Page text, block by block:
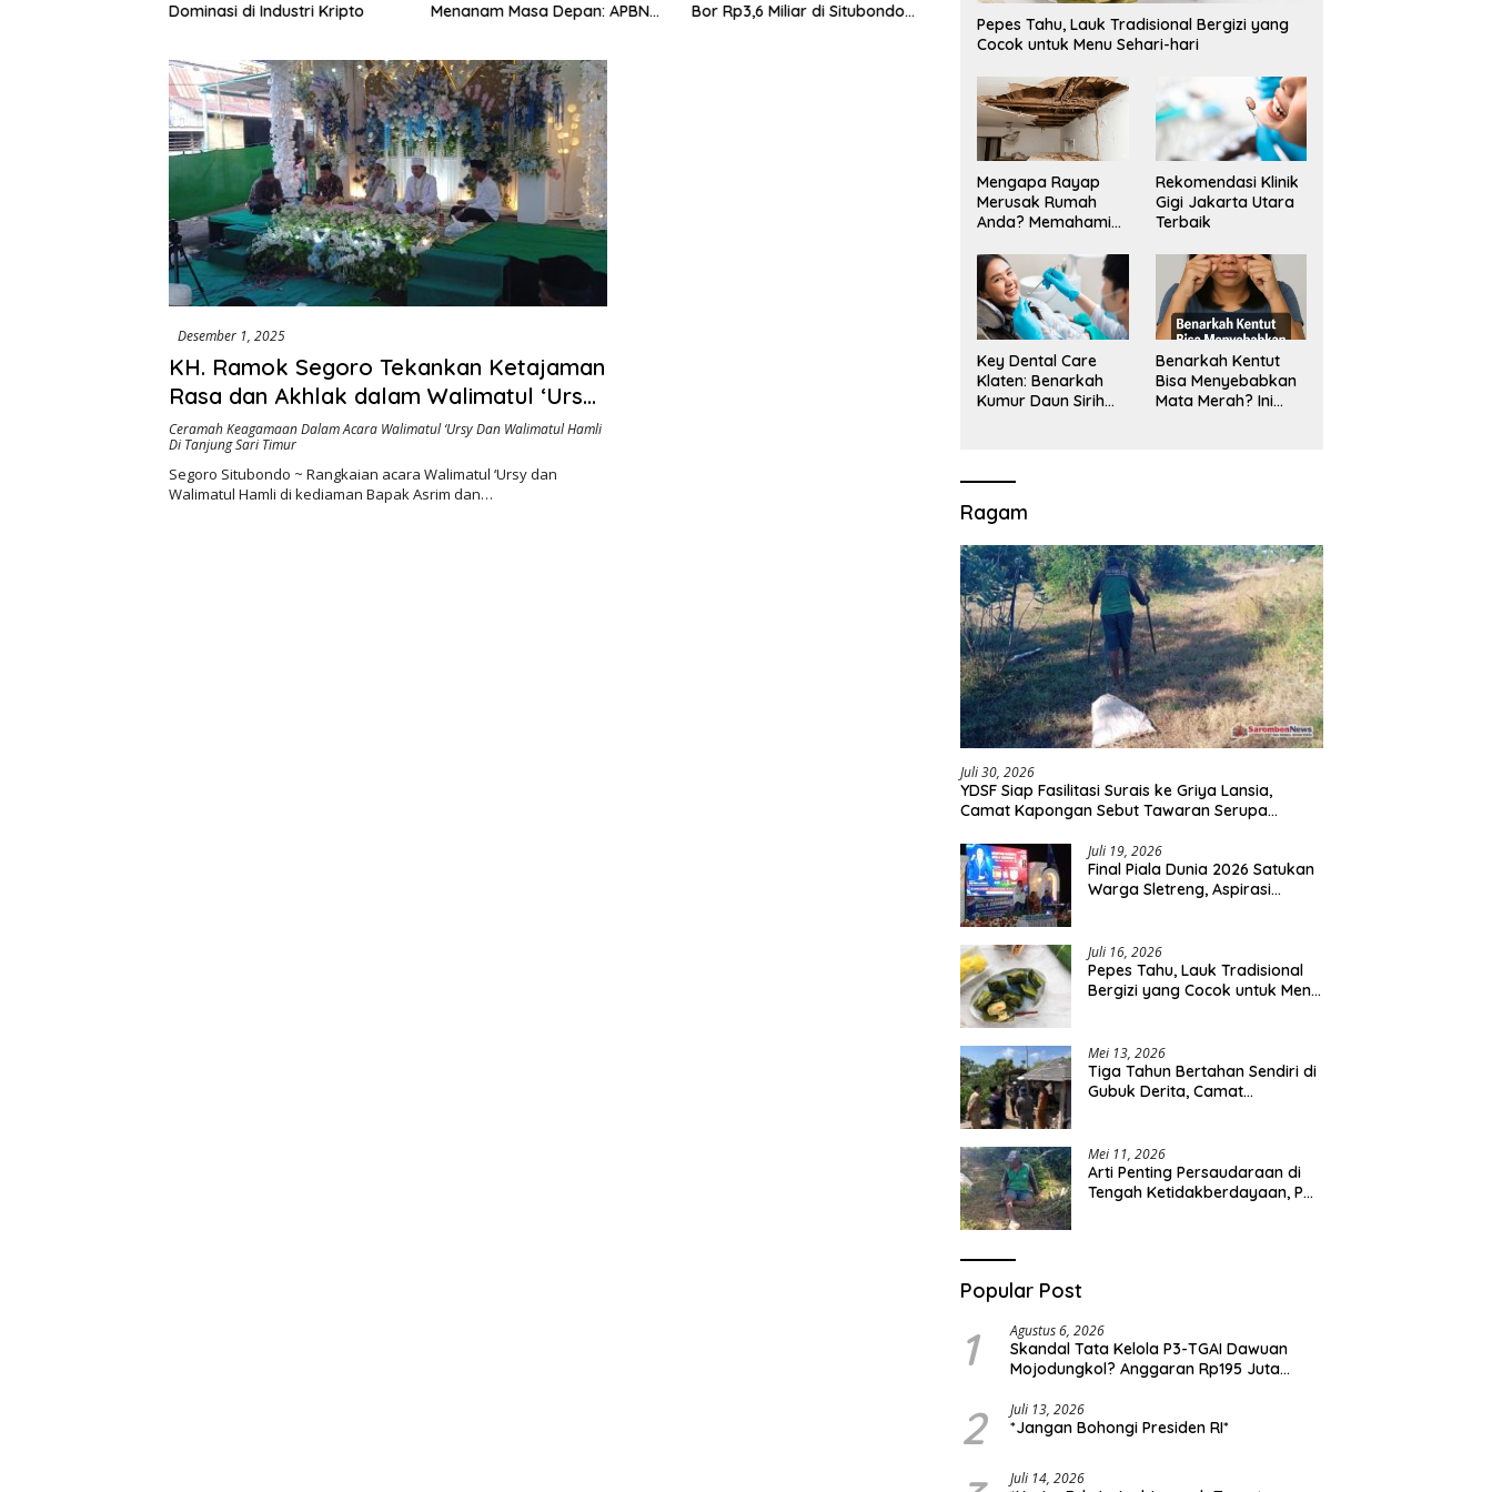
Dominasi di Industri Kripto
Menanam Masa Depan: APBN
Khusus Menjadi Kemandirian
Bor Rp3,6 Miliar di Situbondo
Jawa_
Dipertanyakan, LSM PAKAR
Desember 1, 2025
KH. Ramok Segoro Tekankan Ketajaman
Rasa dan Akhlak dalam Walimatul ‘Ursy
& Walimatul Hamli di Tanjung Sari Timur
Ceramah Keagamaan Dalam Acara Walimatul ‘Ursy Dan Walimatul Hamli
Di Tanjung Sari Timur
Segoro Situbondo ~ Rangkaian acara Walimatul ‘Ursy dan
Walimatul Hamli di kediaman Bapak Asrim dan…
Pepes Tahu, Lauk Tradisional Bergizi yang
Cocok untuk Menu Sehari-hari
Mengapa Rayap
Merusak Rumah
Anda? Memahami
Killer”
Rekomendasi Klinik
Gigi Jakarta Utara
Terbaik
Key Dental Care
Klaten: Benarkah
Kumur Daun Sirih
Klaten
Benarkah Kentut
Bisa Menyebabkan
Mata Merah? Ini
Ragam
Juli 30, 2026
YDSF Siap Fasilitasi Surais ke Griya Lansia,
Camat Kapongan Sebut Tawaran Serupa
Juli 19, 2026
Final Piala Dunia 2026 Satukan
Warga Sletreng, Aspirasi
Juli 16, 2026
Pepes Tahu, Lauk Tradisional
Bergizi yang Cocok untuk Menu
Mei 13, 2026
Tiga Tahun Bertahan Sendiri di
Gubuk Derita, Camat
Mei 11, 2026
Arti Penting Persaudaraan di
Tengah Ketidakberdayaan, Pak
Popular Post
1 Agustus 6, 2026
Skandal Tata Kelola P3-TGAI Dawuan
Mojodungkol? Anggaran Rp195 Juta
hingga Misteri Swakelola Petani
2 Juli 13, 2026
*Jangan Bohongi Presiden RI*
Juli 14, 2026